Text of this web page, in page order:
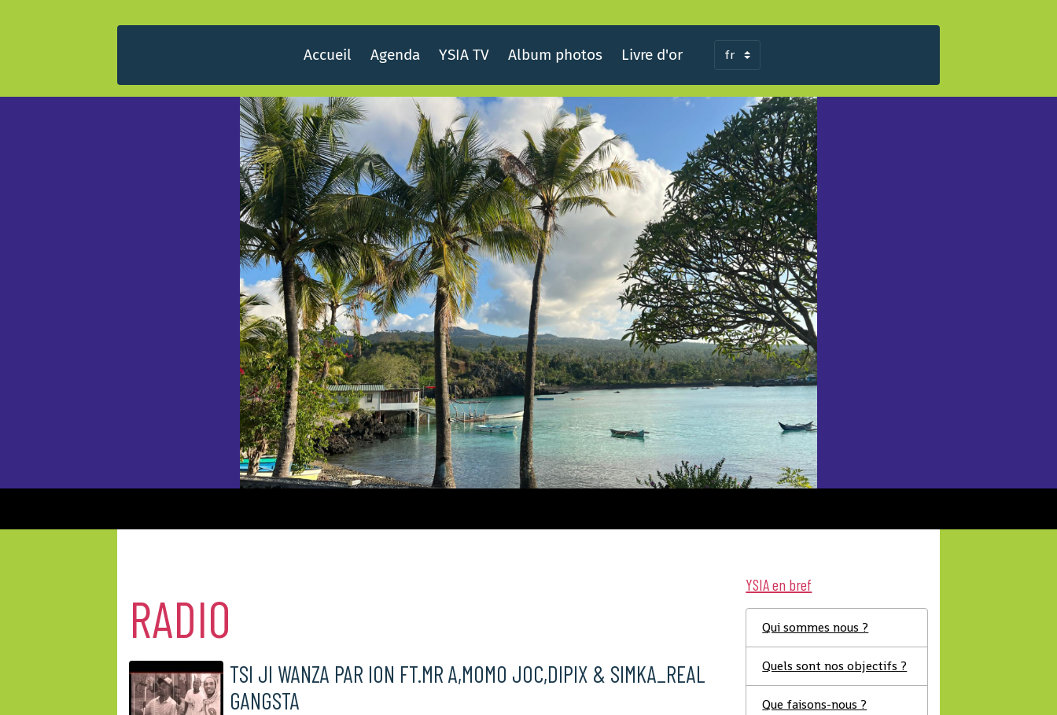
Accueil Agenda YSIA TV Album photos Livre d'or
RADIO
TSI JI WANZA PAR ION FT.MR A,MOMO JOC,DIPIX & SIMKA_REAL
GANGSTA
YSIA en bref
Qui sommes nous ?
Quels sont nos objectifs ?
Que faisons-nous ?